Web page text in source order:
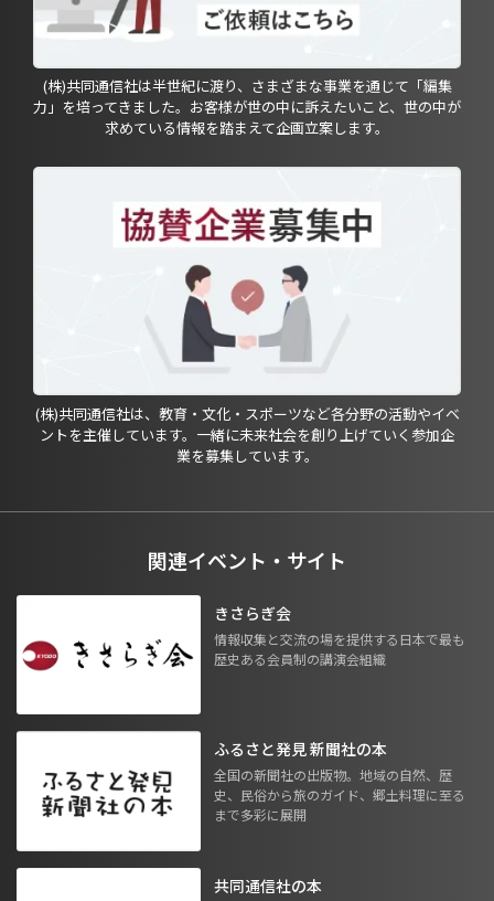
(株)共同通信社は半世紀に渡り、さまざまな事業を通じて「編集
力」を培ってきました。お客様が世の中に訴えたいこと、世の中が
求めている情報を踏まえて企画立案します。
(株)共同通信社は、教育・文化・スポーツなど各分野の活動やイベ
ントを主催しています。一緒に未来社会を創り上げていく参加企
業を募集しています。
関連イベント・サイト
きさらぎ会
情報収集と交流の場を提供する日本で最も
歴史ある会員制の講演会組織
ふるさと発見 新聞社の本
全国の新聞社の出版物。地域の自然、歴
史、民俗から旅のガイド、郷土料理に至る
まで多彩に展開
共同通信社の本